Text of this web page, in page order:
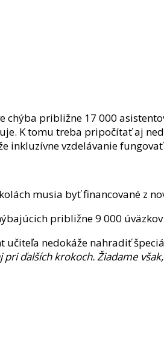
chýba približne 17 000
K tomu treba pripočítať aj
inkluzívne vzdelávanie
musia byť financované z
približne 9 000
nedokáže nahradiť
ďalších krokoch. Žiadame